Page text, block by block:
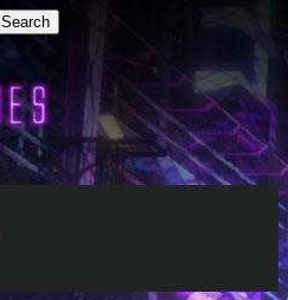
Search